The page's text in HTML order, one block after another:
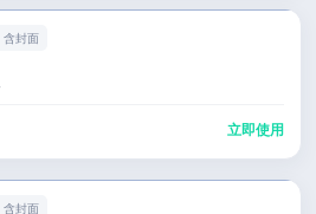
含封面
立即使用
含封面